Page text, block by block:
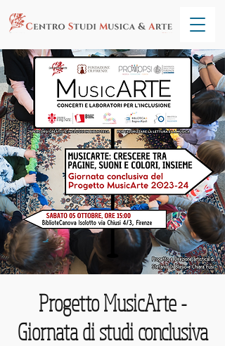
Progetto MusicArte -
Giornata di studi conclusiva